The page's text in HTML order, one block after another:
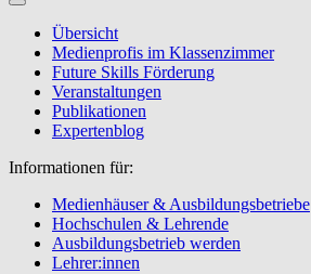
Übersicht
Medienprofis im Klassenzimmer
Future Skills Förderung
Veranstaltungen
Publikationen
Expertenblog
Informationen für:
Medienhäuser & Ausbildungsbetriebe
Hochschulen & Lehrende
Ausbildungsbetrieb werden
Lehrer:innen